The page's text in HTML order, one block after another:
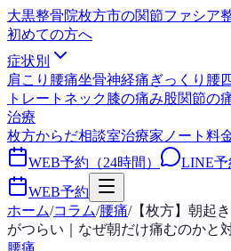
大黒整骨院枚方市の関節ファシア
初めての方へ
症状別
肩こり 腰痛坐骨神経痛ぎっくり腰
トレートネック膝の痛み股関節の
治療
枚方からだ相談室治療家ノート 料
WEB予約（24時間）
LINE予
WEB予約
ホーム/コラム/腰痛/【枚方】朝起
がつらい｜なぜ朝だけ痛むのかと
腰痛